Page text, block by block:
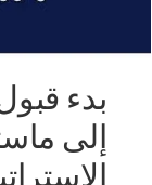
بدء
إلى